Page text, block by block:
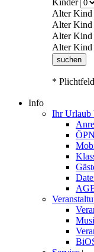
Kinder
Alter Kind
Alter Kind
Alter Kind
Alter Kind
suchen
* Plichtfeld
Info
Ihr Urlaub